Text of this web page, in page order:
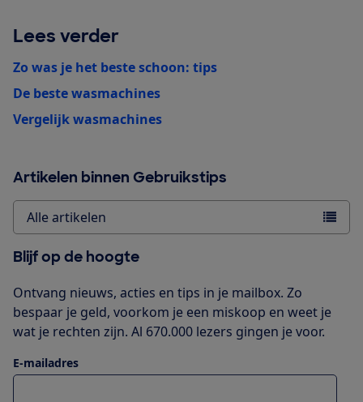
Lees verder
Zo was je het beste schoon: tips
De beste wasmachines
Vergelijk wasmachines
Artikelen binnen Gebruikstips
Alle artikelen
Blijf op de hoogte
Ontvang nieuws, acties en tips in je mailbox. Zo
bespaar je geld, voorkom je een miskoop en weet je
wat je rechten zijn. Al 670.000 lezers gingen je voor.
E-mailadres